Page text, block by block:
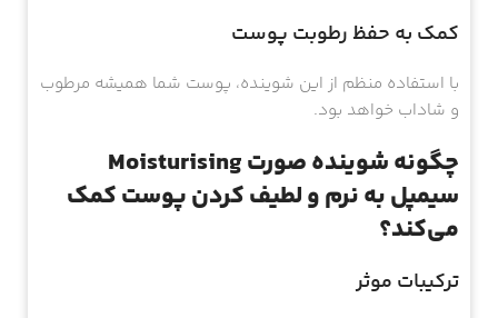
کمک به حفظ رطوبت پوست
با استفاده منظم از این شوینده، پوست شما همیشه مرطوب
و شاداب خواهد بود.
چگونه شوینده صورت Moisturising
سیمپل به نرم و لطیف کردن پوست کمک
می‌کند؟
ترکیبات موثر